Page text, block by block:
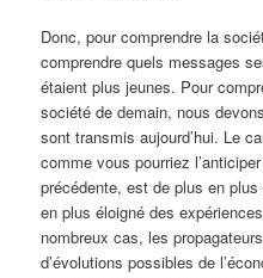
Donc, pour comprendre la
comprendre quels messages
étaient plus jeunes. Pour
société de demain, nous
sont transmis aujourd’hui. Le
comme vous pourriez
précédente, est de plus en
en plus éloigné des
nombreux cas, les
d’évolutions possibles de